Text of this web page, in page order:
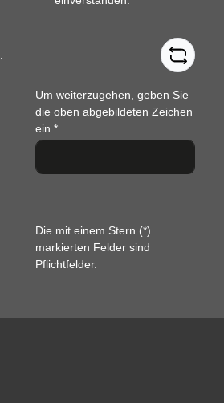
Um weiterzugehen, geben Sie
die oben abgebildeten Zeichen
ein*
Die mit einem Stern (*)
markierten Felder sind
Pflichtfelder.